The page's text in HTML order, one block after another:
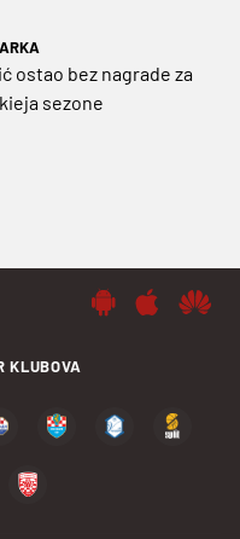
ostao bez nagrade za
sezone
KLUBOVA